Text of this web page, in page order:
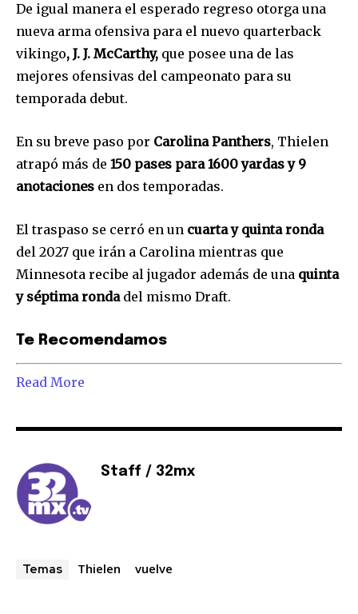
Únete a nuestra comunidad de
suscriptores y sé parte de la
conversación.
y da click en el botón de "suscribir". No te preocupes,
respetamos tu privacidad y no enviaremos correo basura a tu
INBOX. Tu información está segura con nosotros.
SUSCRIBIR
32,111
De igual manera el esperado regreso otorga una
nueva arma ofensiva para el nuevo quarterback
vikingo, J. J. McCarthy, que posee una de las
mejores ofensivas del campeonato para su
temporada debut.
En su breve paso por Carolina Panthers, Thielen
atrapó más de 150 pases para 1600 yardas y 9
anotaciones en dos temporadas.
El traspaso se cerró en un cuarta y quinta ronda
del 2027 que irán a Carolina mientras que
Minnesota recibe al jugador además de una quinta
y séptima rondadel mismo Draft.
Te Recomendamos
Read More
Staff / 32mx
Temas Thielen vuelve